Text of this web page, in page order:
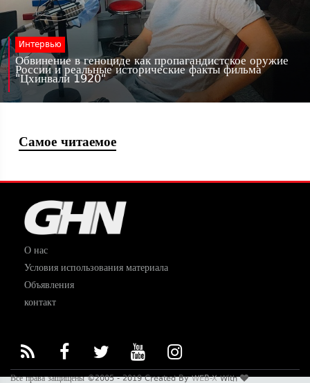
Интервью
Обвинение в геноциде как пропагандистское оружие
России и реальные исторические факты фильма
"Цхинвали 1920"
Самое читаемое
О нас
Условия использования материала
Объявления
контакт
Все права защищены ©2005 - 2019 Created ByWEB-XWith